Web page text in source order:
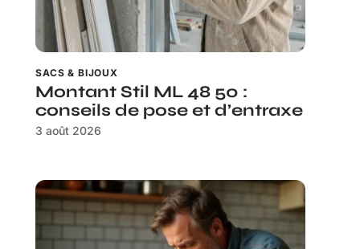
SACS & BIJOUX
Montant Stil ML 48 50 :
conseils de pose et d’entraxe
3 août 2026